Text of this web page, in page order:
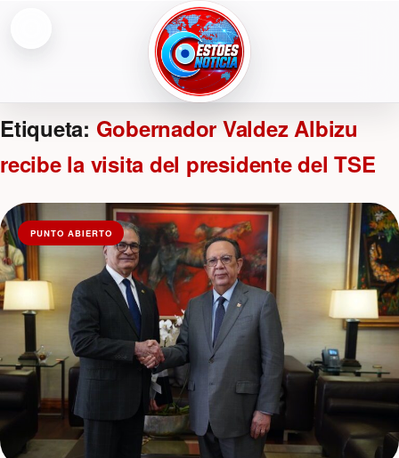
ESTOESNOTICIA|NOTICIAS
Etiqueta: Gobernador Valdez Albizu
recibe la visita del presidente del TSE
PUNTO ABIERTO